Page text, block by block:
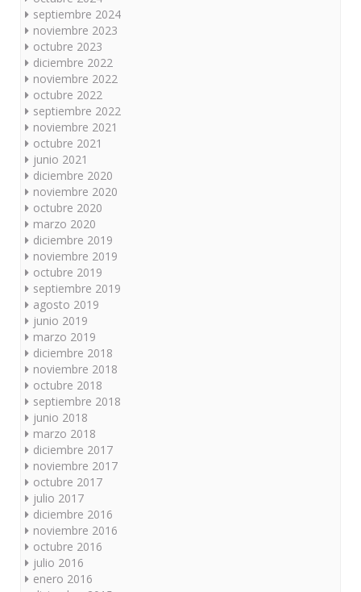
septiembre 2024
noviembre 2023
octubre 2023
diciembre 2022
noviembre 2022
octubre 2022
septiembre 2022
noviembre 2021
octubre 2021
junio 2021
diciembre 2020
noviembre 2020
octubre 2020
marzo 2020
diciembre 2019
noviembre 2019
octubre 2019
septiembre 2019
agosto 2019
junio 2019
marzo 2019
diciembre 2018
noviembre 2018
octubre 2018
septiembre 2018
junio 2018
marzo 2018
diciembre 2017
noviembre 2017
octubre 2017
julio 2017
diciembre 2016
noviembre 2016
octubre 2016
julio 2016
enero 2016